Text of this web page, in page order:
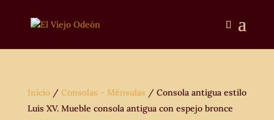
Inicio/ Consolas - Ménsulas / Consola antigua estilo
Luis XV. Mueble consola antigua con espejo bronce